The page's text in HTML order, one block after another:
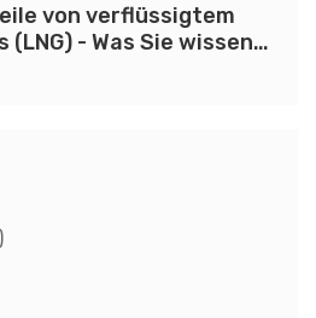
von verflüssigtem
(LNG) - Was Sie wissen